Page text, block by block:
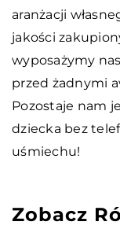
aranżacji
jakości
wyposażymy
przed żadnymi
Pozostaje nam
dziecka bez
uśmiechu!
Zobacz